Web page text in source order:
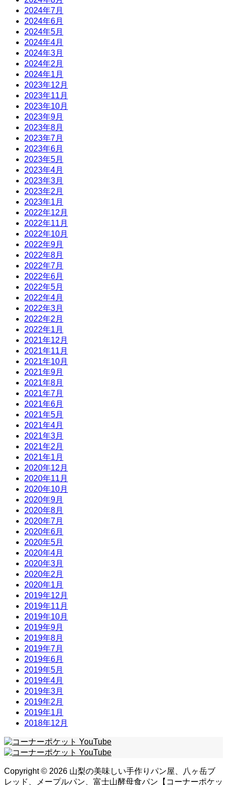
2024年7月
2024年6月
2024年5月
2024年4月
2024年3月
2024年2月
2024年1月
2023年12月
2023年11月
2023年10月
2023年9月
2023年8月
2023年7月
2023年6月
2023年5月
2023年4月
2023年3月
2023年2月
2023年1月
2022年12月
2022年11月
2022年10月
2022年9月
2022年8月
2022年7月
2022年6月
2022年5月
2022年4月
2022年3月
2022年2月
2022年1月
2021年12月
2021年11月
2021年10月
2021年9月
2021年8月
2021年7月
2021年6月
2021年5月
2021年4月
2021年3月
2021年2月
2021年1月
2020年12月
2020年11月
2020年10月
2020年9月
2020年8月
2020年7月
2020年6月
2020年5月
2020年4月
2020年3月
2020年2月
2020年1月
2019年12月
2019年11月
2019年10月
2019年9月
2019年8月
2019年7月
2019年6月
2019年5月
2019年4月
2019年3月
2019年2月
2019年1月
2018年12月
Copyright © 2026 山梨の美味しい手作りパン屋、八ヶ岳ブ
レッド、メープルパン、富士山酵母食パン【コーナーポケッ